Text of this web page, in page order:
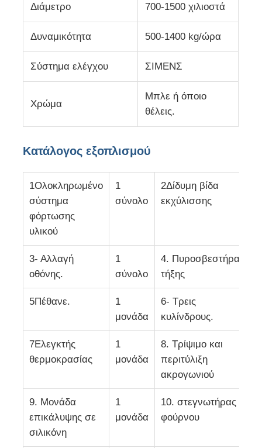
Επικοινωνήστε μαζί μας
Ειδήσεις
Υποθέσεις
γραμμή εξώθησης φύλλων κατοικίδιων ζώων
Δίδυμη γραμμή εκτόξευσης με βίδες
Γραμμή Συν-εξώθησης Πολλαπλών Στρώσεων
Γραμμή παραγωγής ελαστικών
Η γραμμή εκτόξευσης φύλλων PMMA GPPS
γραμμή εκτόξευσης πλαστικών πλακών
γραμμή εξάντλησης φύλλων θερμομόρφωσης
Γραμμή παραγωγής φύλλων PP
Διάμετρο 700-1500 χιλιοστά
Δυναμικότητα 500-1400 kg/ώρα
Σύστημα ελέγχου ΣΙΜΕΝΣ
Χρώμα
Μπλε ή όποιο
θέλεις.
Κατάλογος εξοπλισμού
1Ολοκληρωμένο
σύστημα
φόρτωσης
υλικού
1
σύνολο
2Δίδυμη βίδα
εκχύλισσης
3- Αλλαγή
οθόνης.
1
σύνολο
4. Πυροσβεστήρα
τήξης
5Πέθανε.
1
μονάδα
6- Τρεις
κυλίνδρους.
7Ελεγκτής
θερμοκρασίας
1
μονάδα
8. Τρίψιμο και
περιτύλιξη
ακρογωνιού
9. Μονάδα
επικάλυψης σε
σιλικόνη
1
μονάδα
10. στεγνωτήρας
φούρνου